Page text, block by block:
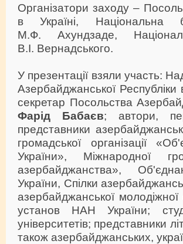
Організатори заходу –
в Україні, Національна
М.Ф. Ахундзаде,
В.І. Вернадського.
У презентації взяли участь:
Азербайджанської Республіки
секретар Посольства
Фарід Бабаєв; автори,
представники
громадської організації
України», Міжнародної
азербайджанства»,
України, Спілки
азербайджанської молодіжної
установ НАН України;
університетів; представники
також азербайджанських,